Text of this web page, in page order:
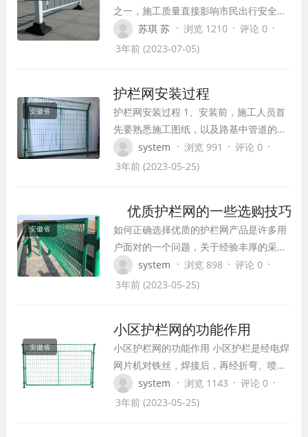
之一，施工质量直接影响市民出行安全。
因此，有必要制定标准化的市政道路护栏
施工方案。以下是合肥市道路护栏施工规
苏琪 苏 · 浏览 1210 · 评论 0 ·
3年前 (2023-07-05)
安徽省
护栏网安装过程
护栏网安装过程 1、安装前，施工人员首
先要熟悉施工图纸，以及路基中管道的准
确位置，避免施工时对地下设施造成破
坏。 2、施工的时候首先要观察地形和地
纵向看，立柱的轴线应在一条直线上，不
得出现参差不齐的现象；从高度看，柱顶
应平顺，不…
system · 浏览 991 · 评论 0 ·
3年前 (2023-05-25)
安徽省
优质护栏网的一些选购技巧
如何正确选择优质的护栏网产品是许多用
户面对的一个问题，关于经验丰厚的采购
员来说，不算什么，不过对于新手却不是
很好把握，我们知道对于优质的铁路护栏
能否能用的到达运用年限，质量能否达
标。 第一、我们要看护栏网的网片是怎
样，通常网片是…
system · 浏览 898 · 评论 0 ·
3年前 (2023-05-25)
安徽省
小区护栏网的功能作用
小区护栏网的功能作用 小区护栏是经电焊
网片机对铁丝，焊接后，再经折弯、喷塑
或PVC等多道工序加工制作而成。具有耐
腐蚀，美观，并有效起到防护等特点。 种
system · 浏览 1143 · 评论 0 ·
3年前 (2023-05-25)